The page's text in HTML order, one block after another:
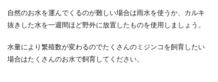
自然のお水を運んでくるのが難しい場合は雨水を使うか、カルキ
抜きした水を一週間ほど野外に放置したものを使用しましょう。
水量により繁殖数が変わるのでたくさんのミジンコを飼育したい
場合はたくさんのお水で飼育してください。